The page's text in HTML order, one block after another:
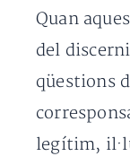
Quan
del
qüestions
legítim,